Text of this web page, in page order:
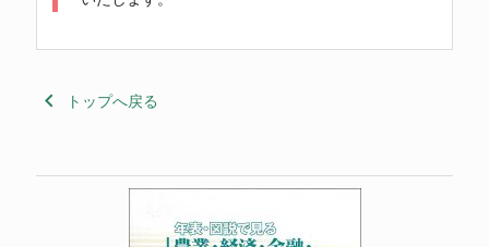
keyboard_arrow_left トップへ戻る